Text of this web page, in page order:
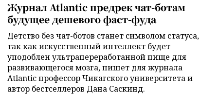
Журнал Atlantic предрек чат-ботам
будущее дешевого фаст-фуда
Детство без чат-ботов станет символом статуса,
так как искусственный интеллект будет
уподоблен ультрапереработанной пище для
развивающегося мозга, пишет для журнала
Atlantic профессор Чикагского университета и
автор бестселлеров Дана Саскинд.